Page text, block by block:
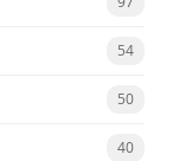
54
50
40